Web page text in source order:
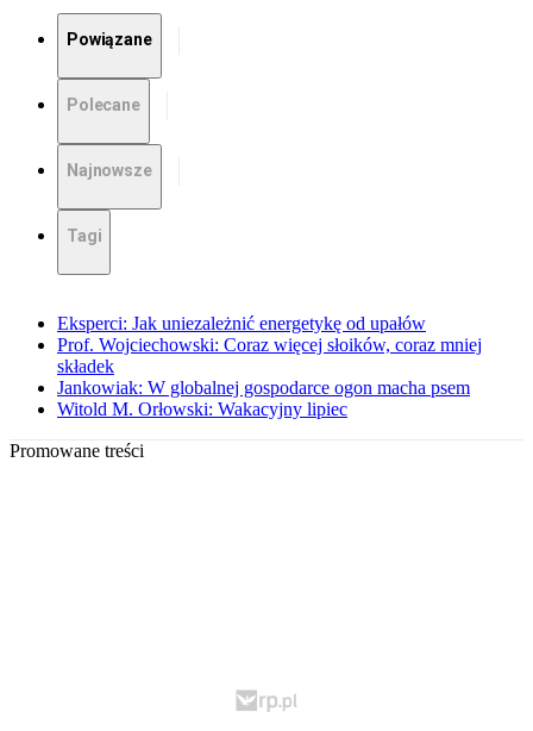
Powiązane
Polecane
Najnowsze
Tagi
Eksperci: Jak uniezależnić energetykę od upałów
Prof. Wojciechowski: Coraz więcej słoików, coraz mniej
składek
Jankowiak: W globalnej gospodarce ogon macha psem
Witold M. Orłowski: Wakacyjny lipiec
Promowane treści